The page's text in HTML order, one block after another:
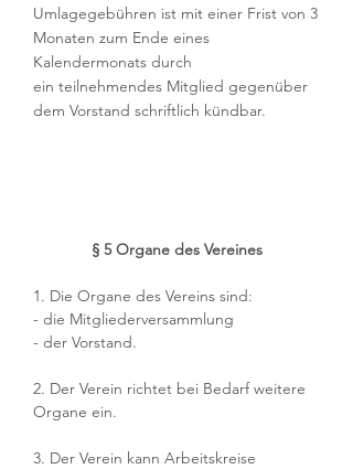
Umlagegebühren ist mit einer Frist von 3
Monaten zum Ende eines
Kalendermonats durch
ein teilnehmendes Mitglied gegenüber
dem Vorstand schriftlich kündbar.
§ 5 Organe des Vereines
1. Die Organe des Vereins sind:
- die Mitgliederversammlung
- der Vorstand.
2. Der Verein richtet bei Bedarf weitere
Organe ein.
3. Der Verein kann Arbeitskreise